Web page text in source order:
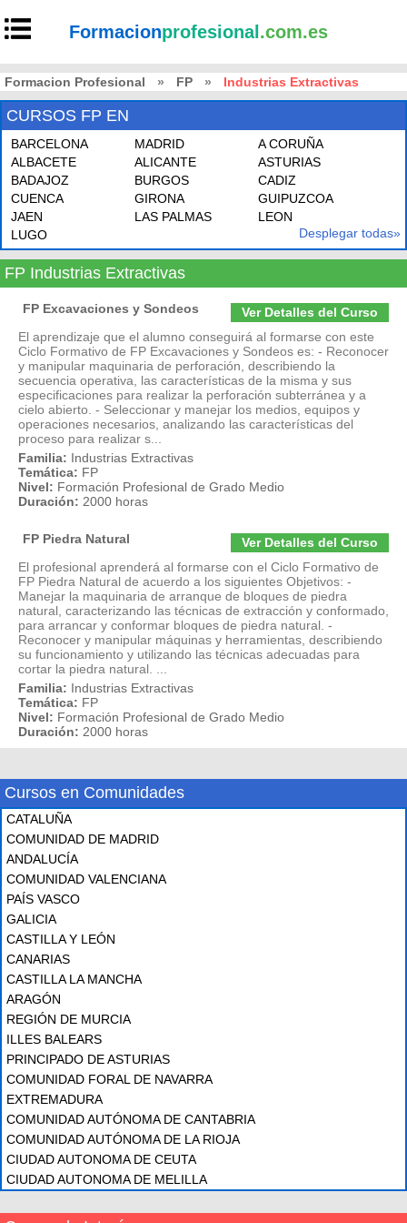
Formacionprofesional .com.es
Formacion Profesional » FP » Industrias Extractivas
CURSOS FP EN
BARCELONA MADRID
A CORUÑA
ALBACETE
ALICANTE
ASTURIAS
BADAJOZ
BURGOS
CADIZ
CUENCA
GIRONA
GUIPUZCOA
JAEN
LAS PALMAS
LEON
LUGO
Desplegar todas»
FP Industrias Extractivas
Ver Detalles del Curso
FP Excavaciones y Sondeos
El aprendizaje que el alumno conseguirá al formarse con este
Ciclo Formativo de FP Excavaciones y Sondeos es: - Reconocer
y manipular maquinaria de perforación, describiendo la
secuencia operativa, las características de la misma y sus
especificaciones para realizar la perforación subterránea y a
cielo abierto. - Seleccionar y manejar los medios, equipos y
operaciones necesarios, analizando las características del
proceso para realizar s...
Familia: Industrias Extractivas
Temática: FP
Nivel: Formación Profesional de Grado Medio
Duración: 2000 horas
Ver Detalles del Curso
FP Piedra Natural
El profesional aprenderá al formarse con el Ciclo Formativo de
FP Piedra Natural de acuerdo a los siguientes Objetivos: -
Manejar la maquinaria de arranque de bloques de piedra
natural, caracterizando las técnicas de extracción y conformado,
para arrancar y conformar bloques de piedra natural. -
Reconocer y manipular máquinas y herramientas, describiendo
su funcionamiento y utilizando las técnicas adecuadas para
cortar la piedra natural. ...
Familia: Industrias Extractivas
Temática: FP
Nivel: Formación Profesional de Grado Medio
Duración: 2000 horas
Cursos en Comunidades
CATALUÑA
COMUNIDAD DE MADRID
ANDALUCÍA
COMUNIDAD VALENCIANA
PAÍS VASCO
GALICIA
CASTILLA Y LEÓN
CANARIAS
CASTILLA LA MANCHA
ARAGÓN
REGIÓN DE MURCIA
ILLES BALEARS
PRINCIPADO DE ASTURIAS
COMUNIDAD FORAL DE NAVARRA
EXTREMADURA
COMUNIDAD AUTÓNOMA DE CANTABRIA
COMUNIDAD AUTÓNOMA DE LA RIOJA
CIUDAD AUTONOMA DE CEUTA
CIUDAD AUTONOMA DE MELILLA